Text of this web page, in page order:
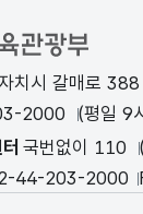
치시 갈매로
2000 (평일 9
국번없이 110
44-203-2000